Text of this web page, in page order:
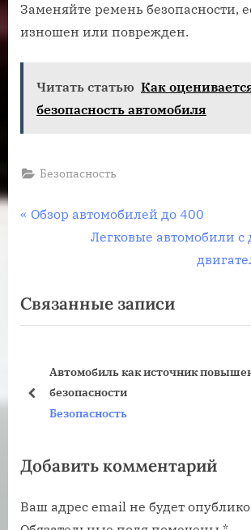
Заменяйте ремень безопасности,
изношен или поврежден.
Читать статью Как
безопасность автомобиля
Безопасность
Навигация
П
ы
д
а
а
и
Обзор автомобилей до 400
С
д
у
щ
а
я
а
и
Легковые автомобили
Связанные записи
Автомобиль как источник
безопасности
Безопасность
пред
Добавить комментарий
Ваш адрес email не будет